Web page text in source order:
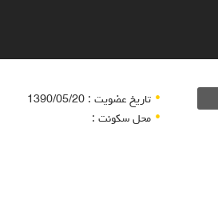
تاریخ عضویت : 1390/05/20
محل سکونت :